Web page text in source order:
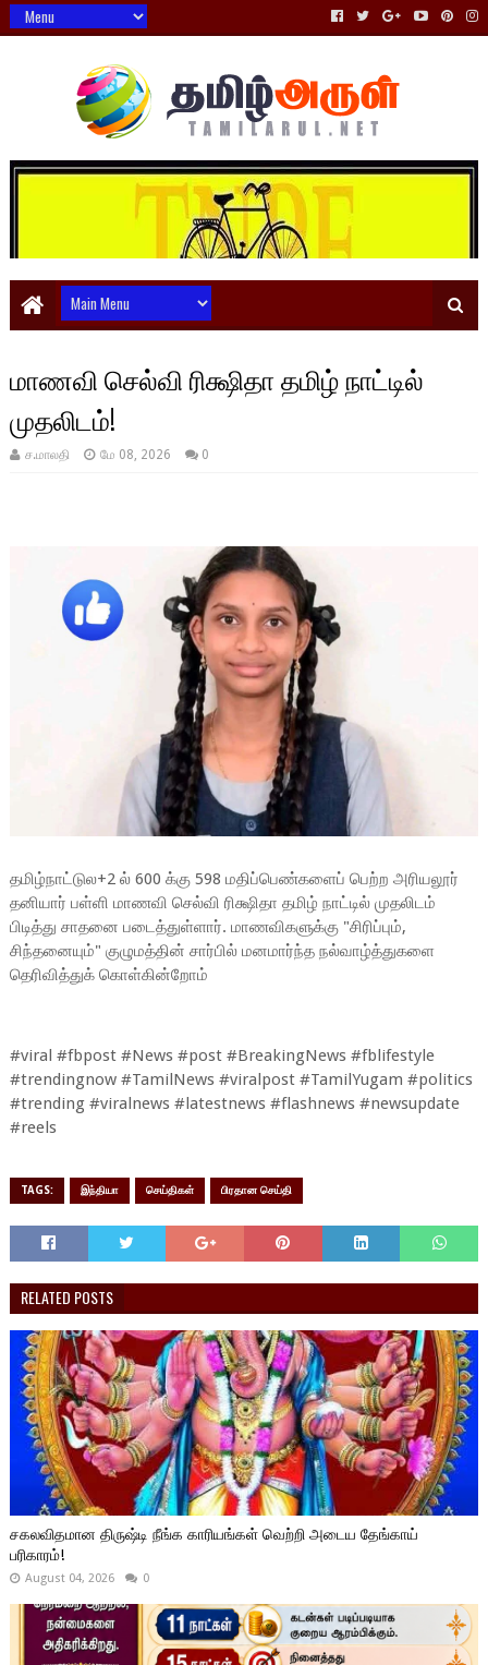
மாணவி செல்வி ரிக்ஷிதா தமிழ் நாட்டில்
முதலிடம்!
ச.மாலதி மே 08, 2026 0
தமிழ்நாட்டுல+2 ல் 600 க்கு 598 மதிப்பெண்களைப் பெற்ற அரியலூர்
தனியார் பள்ளி மாணவி செல்வி ரிக்ஷிதா தமிழ் நாட்டில் முதலிடம்
பிடித்து சாதனை படைத்துள்ளார். மாணவிகளுக்கு "சிரிப்பும்,
சிந்தனையும்" குழுமத்தின் சார்பில் மனமார்ந்த நல்வாழ்த்துகளை
தெரிவித்துக் கொள்கின்றோம்
#viral #fbpost #News #post #BreakingNews #fblifestyle
#trendingnow #TamilNews #viralpost #TamilYugam #politics
#trending #viralnews #latestnews #flashnews #newsupdate
#reels
TAGS: இந்தியா செய்திகள் பிரதான செய்தி
RELATED POSTS
சகலவிதமான திருஷ்டி நீங்க காரியங்கள் வெற்றி அடைய தேங்காய்
பரிகாரம்!
August 04, 2026 0